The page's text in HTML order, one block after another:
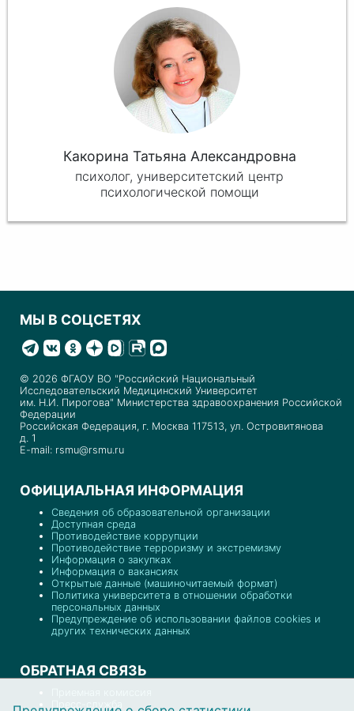
Какорина Татьяна Александровна
психолог, университетский центр
психологической помощи
МЫ В СОЦСЕТЯХ
© 2026 ФГАОУ ВО "Российский Национальный
Исследовательский Медицинский Университет
им. Н.И. Пирогова" Министерства здравоохранения Российской
Федерации
Российская Федерация, г. Москва 117513, ул. Островитянова
д. 1
E-mail: rsmu@rsmu.ru
ОФИЦИАЛЬНАЯ ИНФОРМАЦИЯ
Сведения об образовательной организации
Доступная среда
Противодействие коррупции
Противодействие терроризму и экстремизму
Информация о закупках
Информация о вакансиях
Открытые данные (машиночитаемый формат)
Политика университета в отношении обработки
персональных данных
Предупреждение об использовании файлов cookies и
других технических данных
ОБРАТНАЯ СВЯЗЬ